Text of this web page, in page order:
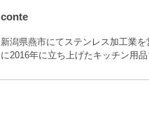
conte
新潟県燕市にてステンレス加工業
に2016年に立ち上げたキッチン用